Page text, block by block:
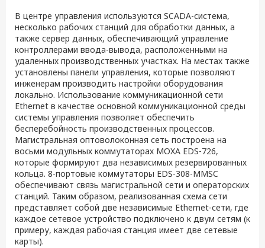
В центре управления используются SCADA-система,
несколько рабочих станций для обработки данных, а
также сервер данных, обеспечивающий управление
контроллерами ввода-вывода, расположенными на
удаленных производственных участках. На местах также
установлены панели управления, которые позволяют
инженерам производить настройки оборудования
локально. Использование коммуникационной сети
Ethernet в качестве основной коммуникационной среды
системы управления позволяет обеспечить
бесперебойность производственных процессов.
Магистральная оптоволоконная сеть построена на
восьми модульных коммутаторах MOXA EDS-726,
которые формируют два независимых резервированных
кольца. 8-портовые коммутаторы EDS-308-MMSC
обеспечивают связь магистральной сети и операторских
станций. Таким образом, реализованная схема сети
представляет собой две независимые Ethernet-сети, где
каждое сетевое устройство подключено к двум сетям (к
примеру, каждая рабочая станция имеет две сетевые
карты).